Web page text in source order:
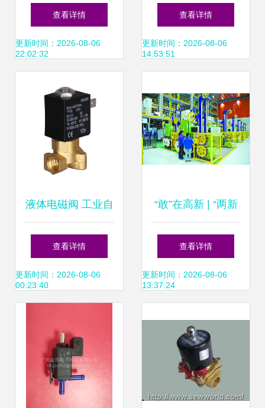
世界工厂网精选供
应信息与技术解析
查看详情
更新时间：2026-08-06
22:02:32
学习3+1
查看详情
更新时间：2026-08-06
14:53:51
液体电磁阀 工业自
动化的关键控制元
件
查看详情
更新时间：2026-08-06
00:23:40
“敢”在高新 | “两新
三电”产业园:乘风
起势拓新局
查看详情
更新时间：2026-08-06
13:37:24